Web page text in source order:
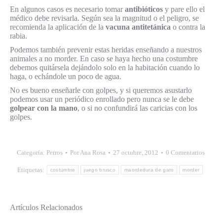
En algunos casos es necesario tomarantibióticos y pare ello el
médico debe revisarla. Según sea la magnitud o el peligro, se
recomienda la aplicación de la vacuna antitetánica o contra la
rabia.
Podemos también prevenir estas heridas enseñando a nuestros
animales a no morder. En caso se haya hecho una costumbre
debemos quitársela dejándolo solo en la habitación cuando lo
haga, o echándole un poco de agua.
No es bueno enseñarle con golpes, y si queremos asustarlo
podemos usar un periódico enrollado pero nunca se le debe
golpear con la mano, o si no confundirá las caricias con los
golpes.
Categoría: Perros PorAna Rosa 27 octubre, 2012 0 Comentarios
Etiquetas: costumbre juego brusco maordedura de gato morder
Artículos Relacionados